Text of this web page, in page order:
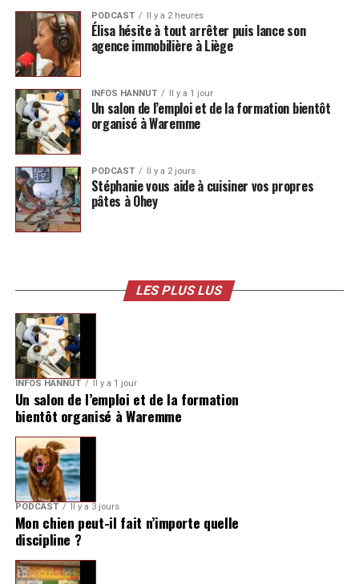
PODCAST Il y a 2 heures
Élisa hésite à tout arrêter puis lance son
agence immobilière à Liège
INFOS HANNUT Il y a 1 jour
Un salon de l’emploi et de la formation bientôt
organisé à Waremme
PODCAST Il y a 2 jours
Stéphanie vous aide à cuisiner vos propres
pâtes à Ohey
LES PLUS LUS
INFOS HANNUT Il y a 1 jour
Un salon de l’emploi et de la formation
bientôt organisé à Waremme
PODCAST Il y a 3 jours
Mon chien peut-il fait n’importe quelle
discipline ?